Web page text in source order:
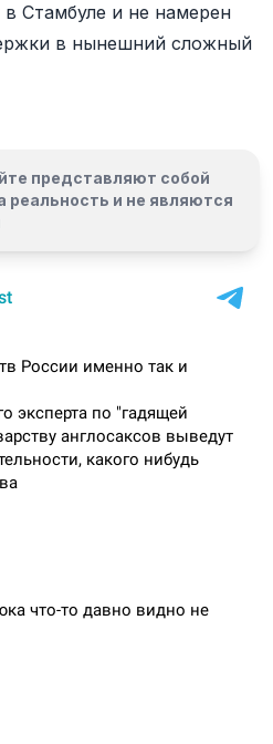
Стамбуле и не намерен
в нынешний сложный
представляют собой
реальность и не являются